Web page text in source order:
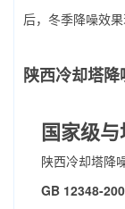
后，冬季降噪效
陕西冷却塔
国家级
陕西冷却塔降
GB 12348-